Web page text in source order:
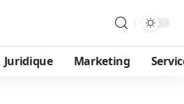
Juridique Marketing